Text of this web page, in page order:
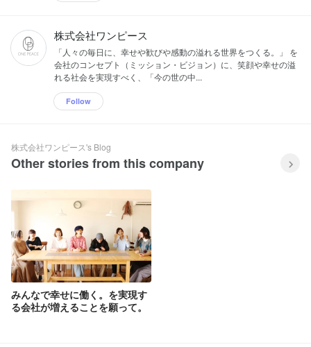
株式会社ワンピース
「人々の毎日に、幸せや歓びや感動の溢れる世界をつくる。」 を
会社のコンセプト（ミッション・ビジョン）に、笑顔や幸せの溢
れる社会を実現すべく、「今の世の中...
Follow
株式会社ワンピース's Blog
Other stories from this company
みんなで幸せに働く。を実現す
る会社が増えることを願って。